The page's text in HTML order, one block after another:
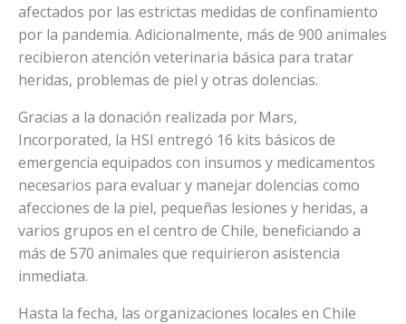
afectados por las estrictas medidas de confinamiento
por la pandemia. Adicionalmente, más de 900 animales
recibieron atención veterinaria básica para tratar
heridas, problemas de piel y otras dolencias.
Gracias a la donación realizada por Mars,
Incorporated, la HSI entregó 16 kits básicos de
emergencia equipados con insumos y medicamentos
necesarios para evaluar y manejar dolencias como
afecciones de la piel, pequeñas lesiones y heridas, a
varios grupos en el centro de Chile, beneficiando a
más de 570 animales que requirieron asistencia
inmediata.
Hasta la fecha, las organizaciones locales en Chile